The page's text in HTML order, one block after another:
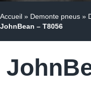
Accueil » Demonte pneus »
JohnBean – T8056